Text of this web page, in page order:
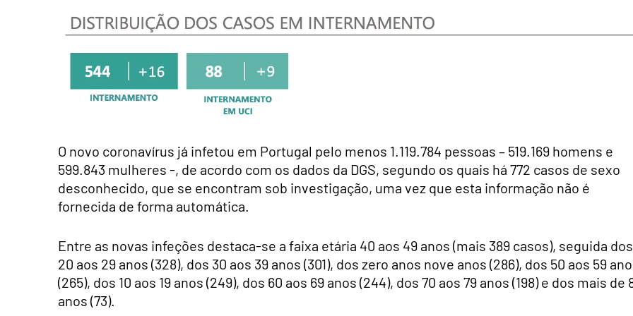
O novo coronavírus já infetou em Portugal pelo menos 1.119.784 pessoas – 519.169 homens e
599.843 mulheres -, de acordo com os dados da DGS, segundo os quais há 772 casos de sexo
desconhecido, que se encontram sob investigação, uma vez que esta informação não é
fornecida de forma automática.
Entre as novas infeções destaca-se a faixa etária 40 aos 49 anos (mais 389 casos), seguida dos
20 aos 29 anos (328), dos 30 aos 39 anos (301), dos zero anos nove anos (286), dos 50 aos 59
(265), dos 10 aos 19 anos (249), dos 60 aos 69 anos (244), dos 70 aos 79 anos (198) e dos mais de
anos (73).